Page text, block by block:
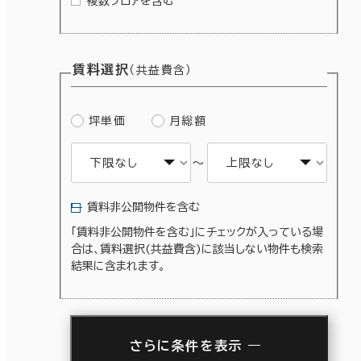
賃料選択 （共益費含）
坪単価 月総額
～
賃料非公開物件を含む
「賃料非公開物件を含む」にチェックが入っている場
合は、賃料選択(共益費含)に該当しない物件も検索
結果に含まれます。
さらに条件を表示